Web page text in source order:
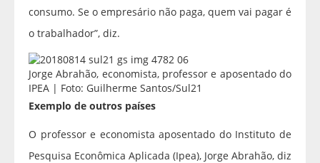
consumo. Se o empresário não paga, quem vai pagar é
o trabalhador”, diz.
Jorge Abrahão, economista, professor e aposentado do
IPEA | Foto: Guilherme Santos/Sul21
Exemplo de outros países
O professor e economista aposentado do Instituto de
Pesquisa Econômica Aplicada (Ipea), Jorge Abrahão, diz